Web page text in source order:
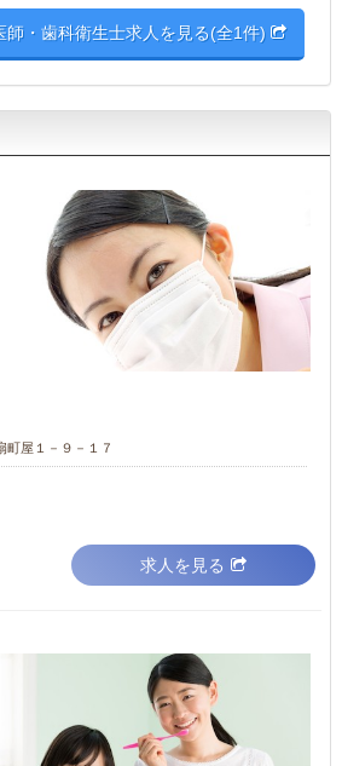
師・歯科衛生士求人を見る(全1件)
町屋１－９－１７
求人を見る